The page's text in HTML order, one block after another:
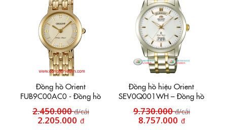
Đồng hồ Orient
FUB9C00AC0 - Đồng hồ
dây inox HT52
2.450.000đ/cái
2.205.000 đ
Đồng hồ hiệu Orient
SEV0Q001WH – Đồng hồ
nam.
9.730.000đ/cái
8.757.000 đ